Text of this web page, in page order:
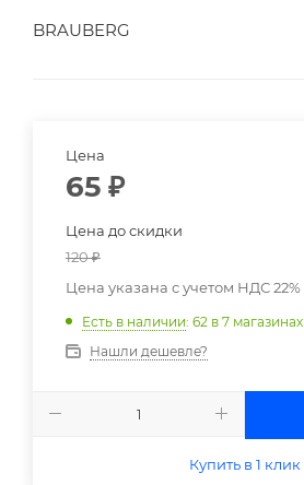
BRAUBERG
Цена
65 ₽
Цена до скидки
120₽
Цена указана с учетом НДС 22%
Есть в наличии: 62 в 7 магазинах
Нашли дешевле?
Купить в 1 клик